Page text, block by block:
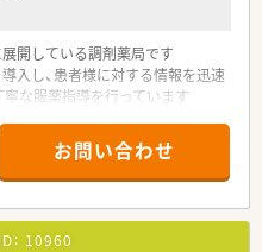
開している調剤薬局です
入し、患者様に対する情報を迅速
寧な服薬指導を行っています
お問い合わせ
： 10960